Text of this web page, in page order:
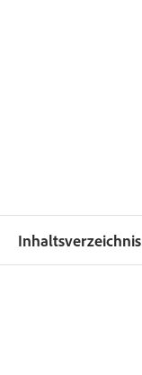
Inhaltsverzeichnis